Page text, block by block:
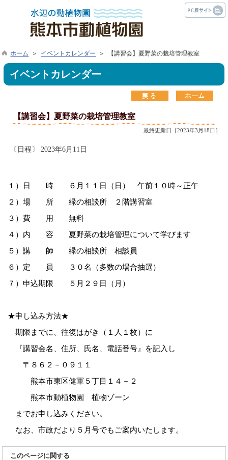
ホーム ＞ イベントカレンダー ＞ 【講習会】夏野菜の栽培管理教室
イベントカレンダー
【講習会】夏野菜の栽培管理教室
最終更新日［2023年3月18日］
〔日程〕 2023年6月11日
１）日 時 ６月１１日（日） 午前１０時～正午
２）場 所 緑の相談所 ２階講習室
３）費 用 無料
４）内 容 夏野菜の栽培管理について学びます
５）講 師 緑の相談所 相談員
６）定 員 ３０名（多数の場合抽選）
７）申込期限 ５月２９日（月）
★申し込み方法★
期限までに、往復はがき（１人１枚）に
『講習会名、住所、氏名、電話番号 』 を記入し
〒８６２－０９１１
熊本市東区健軍５丁目１４－２
熊本市動植物園 植物ゾーン
までお申し込みください。
なお、市政だより５月号でもご案内いたします。
このページに関する